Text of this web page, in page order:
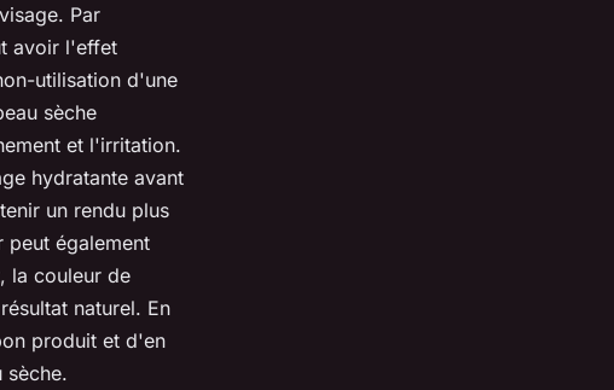
Par
avoir l'effet
utilisation d'une
sèche
et l'irritation.
hydratante avant
un rendu plus
également
la couleur de
naturel. En
produit et d'en
sèche.